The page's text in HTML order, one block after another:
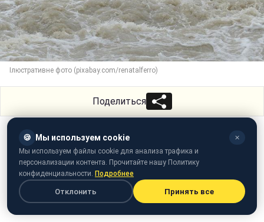
Ілюстративне фото (pixabay.com/renatalferro)
Поделиться
🍪 Мы используем cookie ✕
Мы используем файлы cookie для анализа трафика и
персонализации контента. Прочитайте нашу Политику
конфиденциальности. Подробнее
Отклонить Принять все